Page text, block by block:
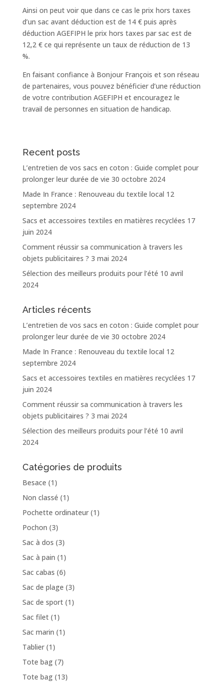
Ainsi on peut voir que dans ce cas le prix hors taxes
d’un sac avant déduction est de 14 € puis après
déduction AGEFIPH le prix hors taxes par sac est de
12,2 € ce qui représente un taux de réduction de 13
%.
En faisant confiance à Bonjour François et son réseau
de partenaires, vous pouvez bénéficier d’une réduction
de votre contribution AGEFIPH et encouragez le
travail de personnes en situation de handicap.
Recent posts
L’entretien de vos sacs en coton : Guide complet pour
prolonger leur durée de vie 30 octobre 2024
Made In France : Renouveau du textile local 12
septembre 2024
Sacs et accessoires textiles en matières recyclées 17
juin 2024
Comment réussir sa communication à travers les
objets publicitaires ? 3 mai 2024
Sélection des meilleurs produits pour l’été 10 avril
2024
Articles récents
L’entretien de vos sacs en coton : Guide complet pour
prolonger leur durée de vie 30 octobre 2024
Made In France : Renouveau du textile local 12
septembre 2024
Sacs et accessoires textiles en matières recyclées 17
juin 2024
Comment réussir sa communication à travers les
objets publicitaires ? 3 mai 2024
Sélection des meilleurs produits pour l’été 10 avril
2024
Catégories de produits
Besace (1)
Non classé (1)
Pochette ordinateur (1)
Pochon (3)
Sac à dos (3)
Sac à pain (1)
Sac cabas (6)
Sac de plage (3)
Sac de sport (1)
Sac filet (1)
Sac marin (1)
Tablier (1)
Tote bag (7)
Tote bag (13)